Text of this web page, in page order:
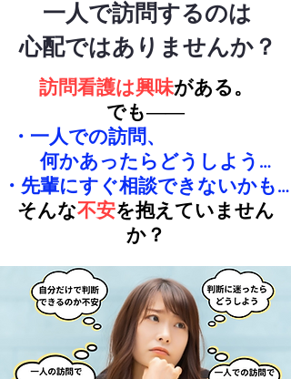
一人で訪問するのは
心配ではありませんか？
訪問看護は興味がある。
でも――
・一人での訪問、
何かあったらどうしよう…
・先輩にすぐ相談できないかも…
そんな不安を抱えていません
か？